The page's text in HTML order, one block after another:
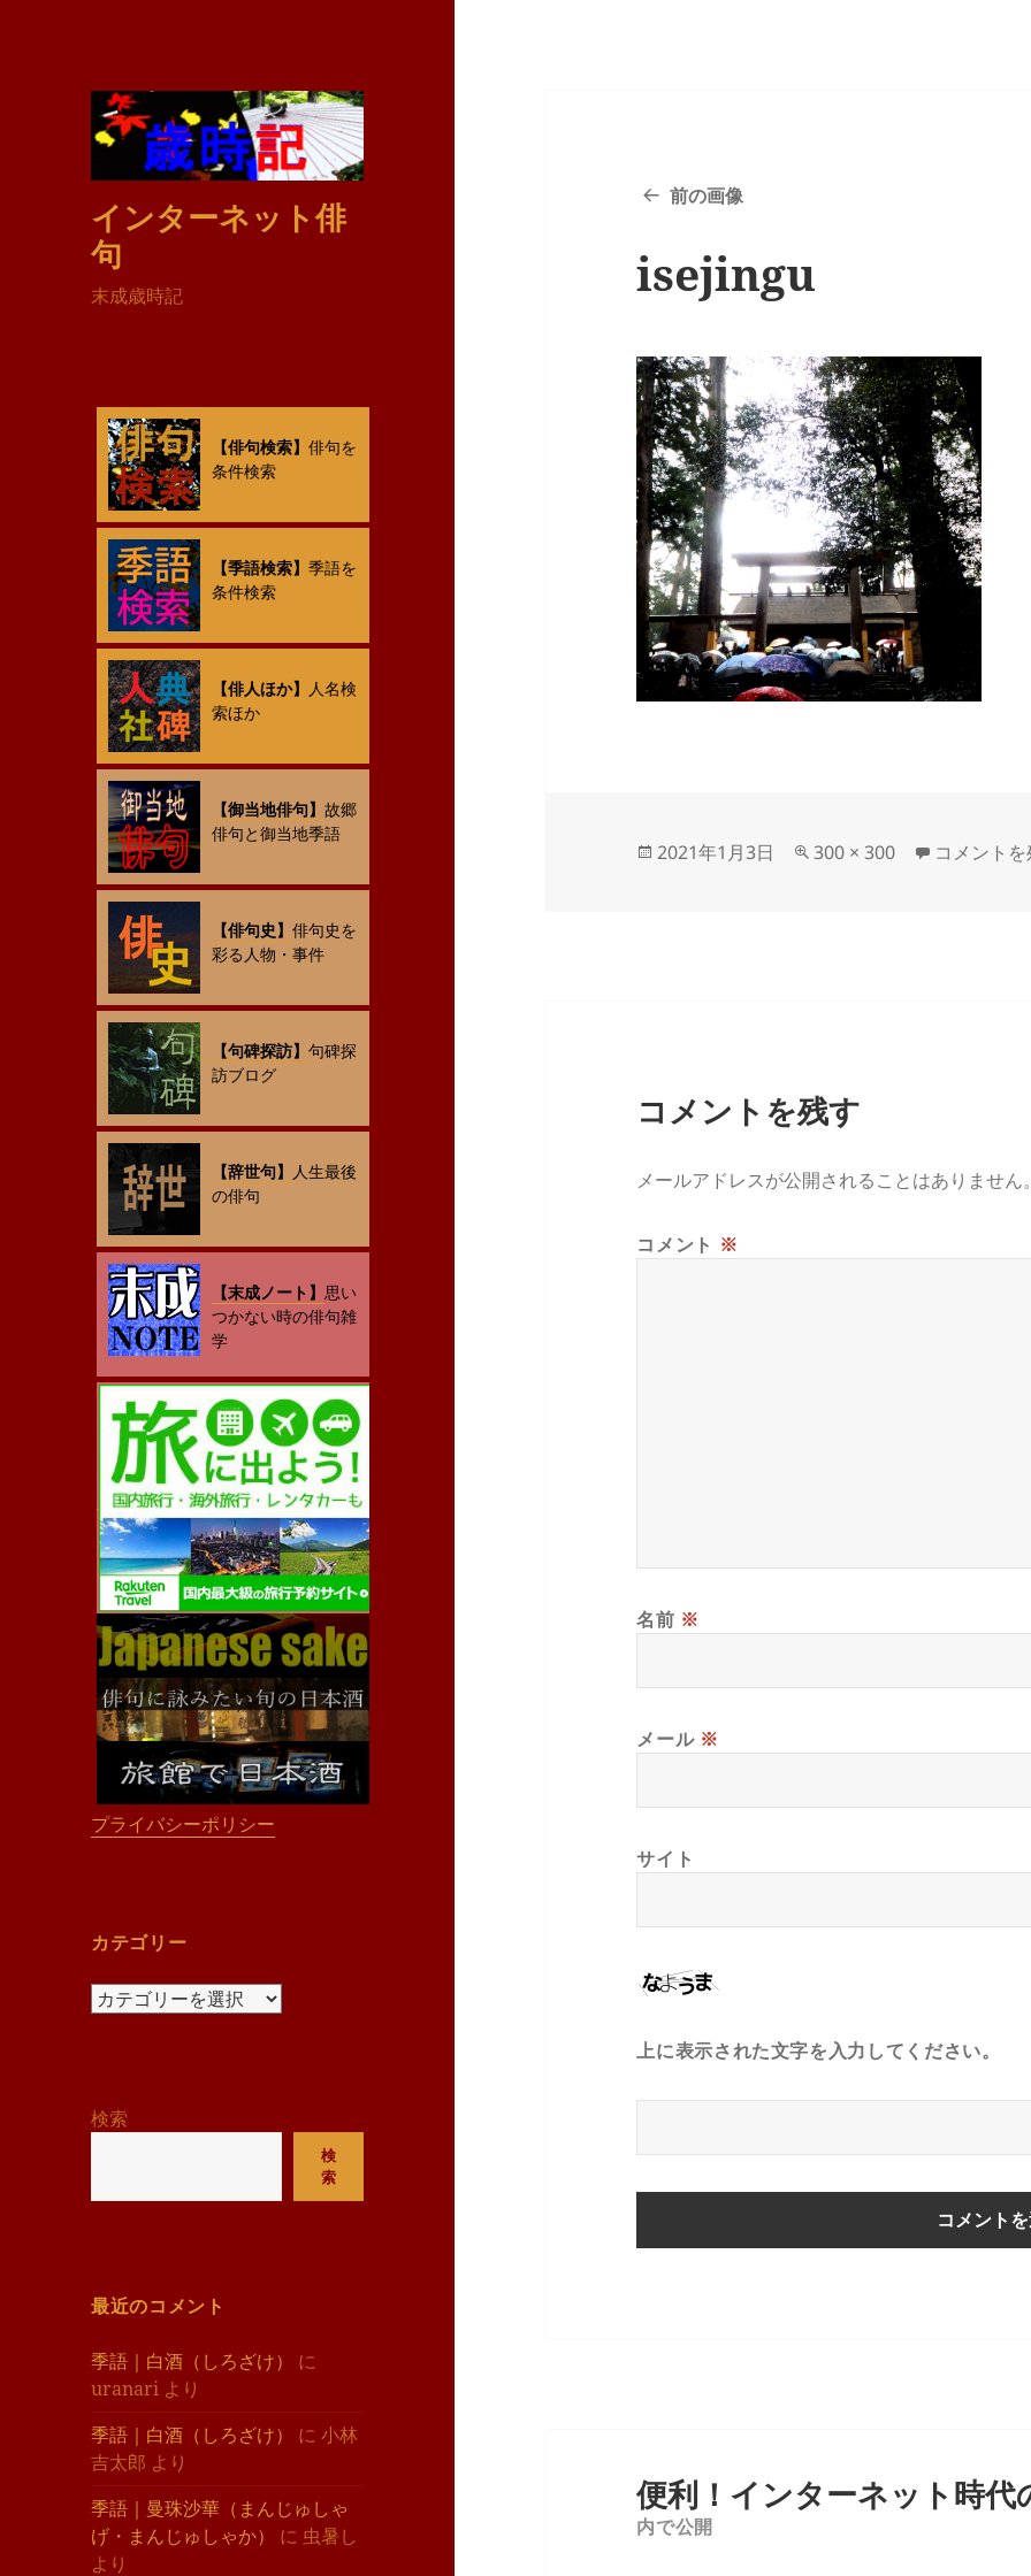
インターネット俳
句
末成歳時記
【俳句検索】俳句を
条件検索
【季語検索】季語を
条件検索
【俳人ほか】 人名検
索ほか
【御当地俳句】故郷
俳句と御当地季語
【俳句史】俳句史を
彩る人物・事件
【句碑探訪】句碑探
訪ブログ
【辞世句】 人生最後
の俳句
【末成ノート】 思い
つかない時の俳句雑
学
プライバシーポリシー
カテゴリー
カ
ー
検索
検
索
最近のコメント
季語｜白酒（しろざけ）
に
uranari より
季語｜白酒（しろざけ）
に小林
吉太郎 より
季語｜曼珠沙華（まんじゅしゃ
げ・まんじゅしゃか）
に 虫暑し
より
前の画像
isejingu
投
2021年1月3日
フ
300 × 300 isejingu に
コメント
コメントを残す
メールアドレスが公開されることはありません
コメント ※
名前 ※
メール ※
サイト
上に表示された文字を入力してください。
便利！インターネット時代
内で公開